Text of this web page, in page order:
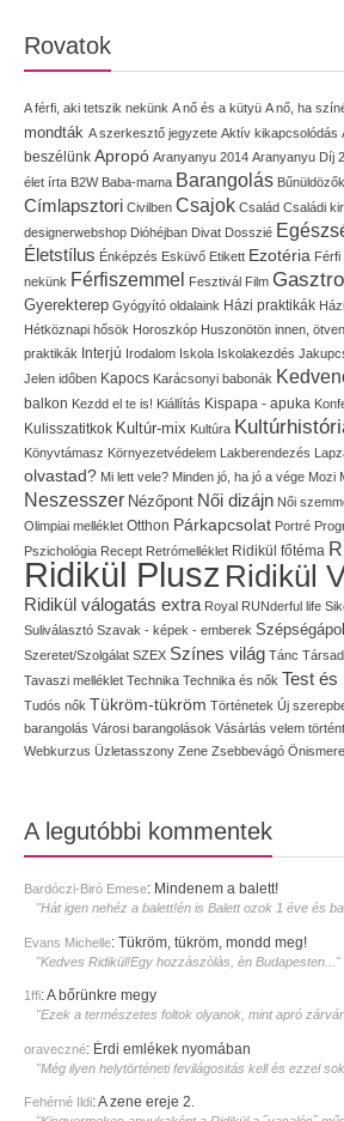
Rovatok
A férfi, aki tetszik nekünk A nő és a kütyü A nő, ha
mondták A szerkesztő jegyzete Aktív kikapcsolódás
beszélünk Apropó Aranyanyu 2014 Aranyanyu Díj
élet írta B2W Baba-mama Barangolás Bűnüldözők
Címlapsztori Civilben Csajok Család Családi
designerwebshop Dióhéjban Divat Dosszié
Életstílus Énképzés Esküvő Etikett Ezotéria Férfi
nekünk Férfiszemmel Fesztivál Film Gasztro
Gyerekterep Gyógyító oldalaink Házi praktikák
Hétköznapi hősök Horoszkóp Huszonötön innen,
praktikák Interjú Irodalom Iskola Iskolakezdés
Jelen időben Kapocs Karácsonyi babonák
balkon Kezdd el te is! Kiállítás Kispapa - apuka
Kulisszatitkok Kultúr-mix Kultúra
Könyvtámasz Környezetvédelem Lakberendezés
olvastad? Mi lett vele? Minden jó, ha jó a vége Mozi
Neszesszer Nézőpont Női dizájn Női
Olimpiai melléklet Otthon Párkapcsolat Portré
Pszichológia Recept Retrómelléklet Ridikül főtéma
Ridikül Plusz Ridikül
Ridikül válogatás extra Royal RUNderful life
Suliválasztó Szavak - képek - emberek
Szeretet/Szolgálat SZEX Színes világ Tánc
Tavaszi melléklet Technika Technika és nők Test és
Tudós nők Tükröm-tükröm Történetek Új
barangolás Városi barangolások Vásárlás velem történt
Webkurzus Üzletasszony Zene Zsebbevágó
A legutóbbi kommentek
Bardóczi-Biró Emese: Mindenem a balett!
"Hát igen nehéz a balett!én is Balett ozok 1 éve és
Evans Michelle: Tükröm, tükröm, mondd meg!
"Kedves Ridikül!Egy hozzàszòlàs, èn Budapesten..."
1ffi:A bőrünkre megy
"Ezek a természetes foltok olyanok, mint apró
oraveczné: Érdi emlékek nyomában
"Még ilyen helytörténeti fevilágositás kell és ezzel
Fehérné Ildi:A zene ereje 2.